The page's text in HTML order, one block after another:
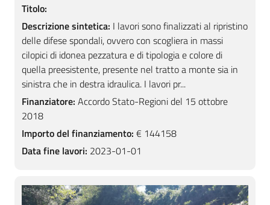
Titolo:
Descrizione sintetica: I lavori sono finalizzati al ripristino
delle difese spondali, ovvero con scogliera in massi
cilopici di idonea pezzatura e di tipologia e colore di
quella preesistente, presente nel tratto a monte sia in
sinistra che in destra idraulica. I lavori pr...
Finanziatore: Accordo Stato-Regioni del 15 ottobre
2018
Importo del finanziamento: € 144158
Data fine lavori: 2023-01-01